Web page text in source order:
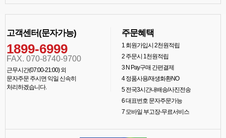
고객센터(문자가능)
1899-6999
FAX. 070-8740-9700
근무시간(07:00-21:00) 외
문자주문 주시면 익일 신속히
처리하겠습니다.
주문혜택
1회원가입시 2천원적립
2주문시 1천원적립
3N Pay구매 간편결제
4정품사용/재생화환NO
5전국3시간내배송/사진전송
6대표번호 문자주문가능
7모바일 부고장-무료서비스